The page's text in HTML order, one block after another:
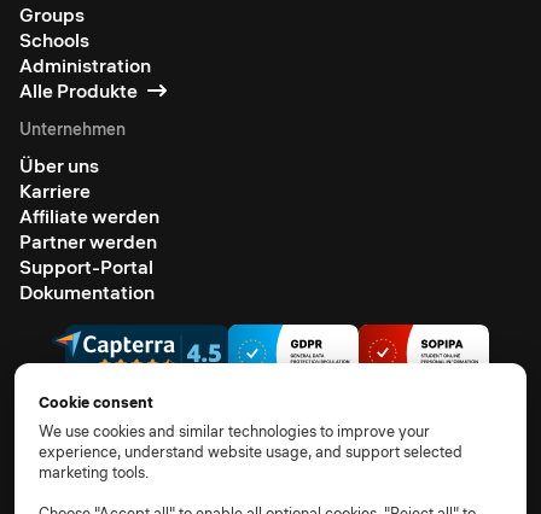
Groups
Schools
Administration
Alle Produkte
Unternehmen
Über uns
Karriere
Affiliate werden
Partner werden
Support-Portal
Dokumentation
© 2026 Alle Rechte vorbehalten.
AGB
Cookie consent
We use cookies and similar technologies to improve your
experience, understand website usage, and support selected
marketing tools.